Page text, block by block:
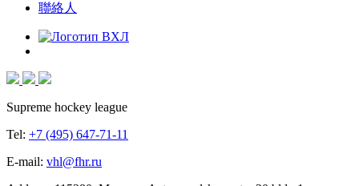
聯絡人
Supreme hockey league
Tel: +7 (495) 647-71-11
E-mail: vhl@fhr.ru